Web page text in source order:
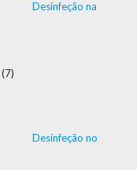
Desinfeção na
(7)
Desinfeção no